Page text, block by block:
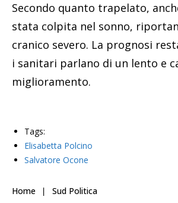
Secondo quanto trapelato,
stata colpita nel sonno,
cranico severo. La prognosi
i sanitari parlano di un lento e
miglioramento.
Tags:
Elisabetta Polcino
Salvatore Ocone
Home Sud Politica